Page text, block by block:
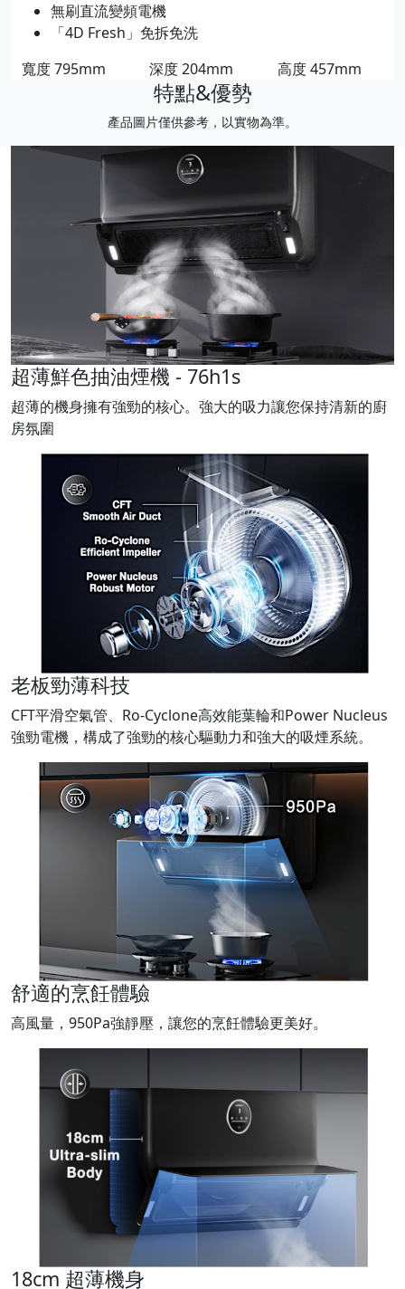
無刷直流變頻電機
「4D Fresh」免拆免洗
寬度795mm 深度204mm 高度457mm
特點&優勢
產品圖片僅供參考，以實物為準。
超薄鮮色抽油煙機 - 76h1s
超薄的機身擁有強勁的核心。強大的吸力讓您保持清新的廚
房氛圍
老板勁薄科技
CFT平滑空氣管、Ro-Cyclone高效能葉輪和Power Nucleus
強勁電機，構成了強勁的核心驅動力和強大的吸煙系統。
舒適的烹飪體驗
高風量，950Pa強靜壓，讓您的烹飪體驗更美好。
18cm 超薄機身